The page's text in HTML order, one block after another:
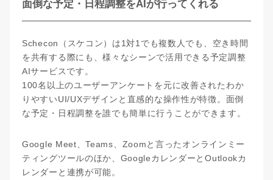
面倒な予定・日程調整をAIが行ってくれる
Schecon（スケコン）は1対1でも複数人でも、空き時間
を共有する際にも、様々なシーンで活用できる予定調整
AIサービスです。
100名以上のユーザーアンケートを元に改善されたわか
りやすいUI/UXデザインと直感的な操作性が特徴。面倒
な予定・日程調整を誰でも簡単に行うことができます。
Google Meet、Teams、Zoomと言ったオンラインミー
ティングツールのほか、GoogleカレンダーとOutlookカ
レンダーと連携が可能。